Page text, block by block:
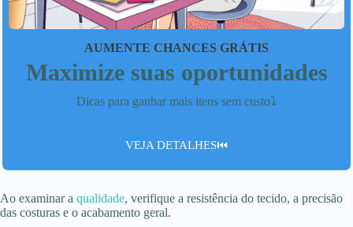
AUMENTE CHANCES GRÁTIS
Maximize suas oportunidades
Dicas para ganhar mais itens sem custo⤵️
VEJA DETALHES⏮️
Ao examinar a qualidade, verifique a resistência do tecido, a precisão
das costuras e o acabamento geral.